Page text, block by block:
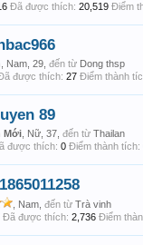
Đã được thích: 20,519 Điểm
, Nam, 29, đến từ Dong thsp
được thích: 27 Điểm thành
89
Mới , Nữ, 37, đến từ Thailan
được thích: 0 Điểm thành tích:
, Nam, đến từ Trà vinh
Đã được thích: 2,736 Điểm